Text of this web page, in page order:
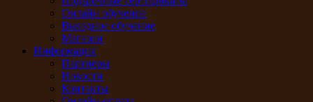
Онлайн обучение
Выездное обучение
Магазин
Информация
Партнеры
Новости
Контакты